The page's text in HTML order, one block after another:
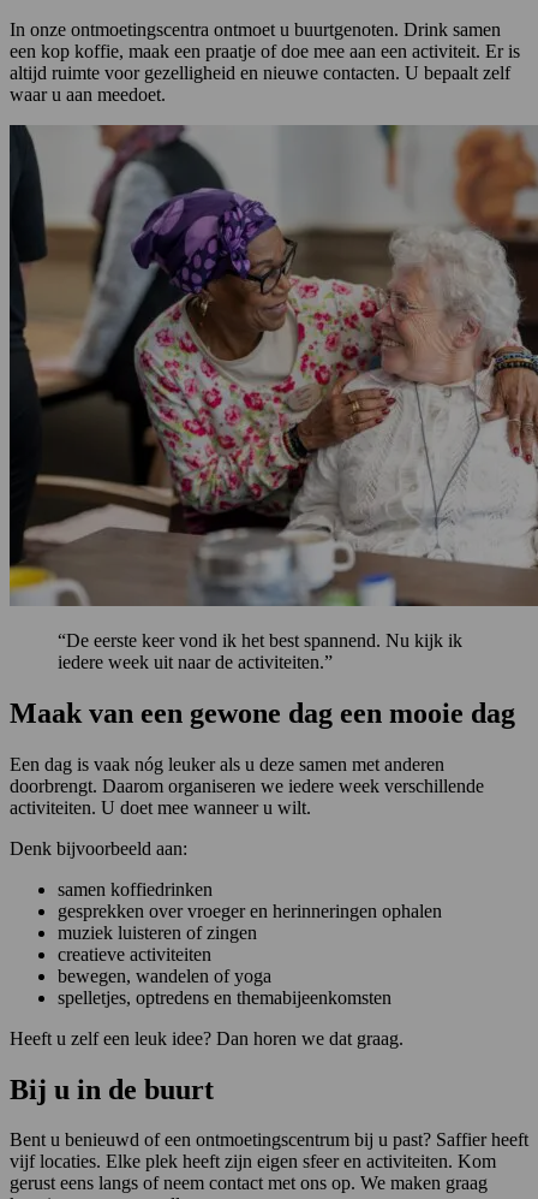
In onze ontmoetingscentra ontmoet u buurtgenoten. Drink samen
een kop koffie, maak een praatje of doe mee aan een activiteit. Er is
altijd ruimte voor gezelligheid en nieuwe contacten. U bepaalt zelf
waar u aan meedoet.
“De eerste keer vond ik het best spannend. Nu kijk ik
iedere week uit naar de activiteiten.”
Maak van een gewone dag een mooie dag
Een dag is vaak nóg leuker als u deze samen met anderen
doorbrengt. Daarom organiseren we iedere week verschillende
activiteiten. U doet mee wanneer u wilt.
Denk bijvoorbeeld aan:
samen koffiedrinken
gesprekken over vroeger en herinneringen ophalen
muziek luisteren of zingen
creatieve activiteiten
bewegen, wandelen of yoga
spelletjes, optredens en themabijeenkomsten
Heeft u zelf een leuk idee? Dan horen we dat graag.
Bij u in de buurt
Bent u benieuwd of een ontmoetingscentrum bij u past? Saffier heeft
vijf locaties. Elke plek heeft zijn eigen sfeer en activiteiten. Kom
gerust eens langs of neem contact met ons op. We maken graag